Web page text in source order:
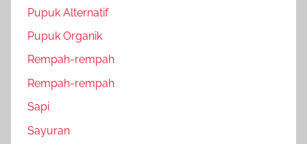
Pupuk Alternatif
Pupuk Organik
Rempah-rempah
Rempah-rempah
Sapi
Sayuran